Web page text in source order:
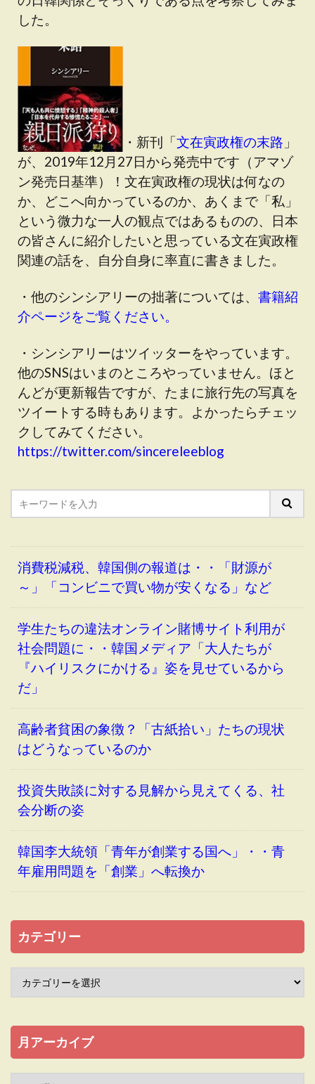
した。
・新刊「文在寅政権の末路 」
が、2019年12月27日から発売中です（アマゾ
ン発売日基準）！文在寅政権の現状は何なの
か、どこへ向かっているのか、あくまで「私」
という微力な一人の観点ではあるものの、日本
の皆さんに紹介したいと思っている文在寅政権
関連の話を、自分自身に率直に書きました。
・他のシンシアリーの拙著については、 書籍紹
介ページをご覧ください。
・シンシアリーはツイッターをやっています。
他のSNSはいまのところやっていません。ほと
んどが更新報告ですが、たまに旅行先の写真を
ツイートする時もあります。よかったらチェッ
クしてみてください。
https://twitter.com/sincereleeblog
消費税減税、韓国側の報道は・・「財源が
～」「コンビニで買い物が安くなる」など
学生たちの違法オンライン賭博サイト利用が
社会問題に・・韓国メディア「大人たちが
『ハイリスクにかける』姿を見せているから
だ」
高齢者貧困の象徴？「古紙拾い」たちの現状
はどうなっているのか
投資失敗談に対する見解から見えてくる、社
会分断の姿
韓国李大統領「青年が創業する国へ」・・青
年雇用問題を「創業」へ転換か
カテゴリー
月アーカイブ